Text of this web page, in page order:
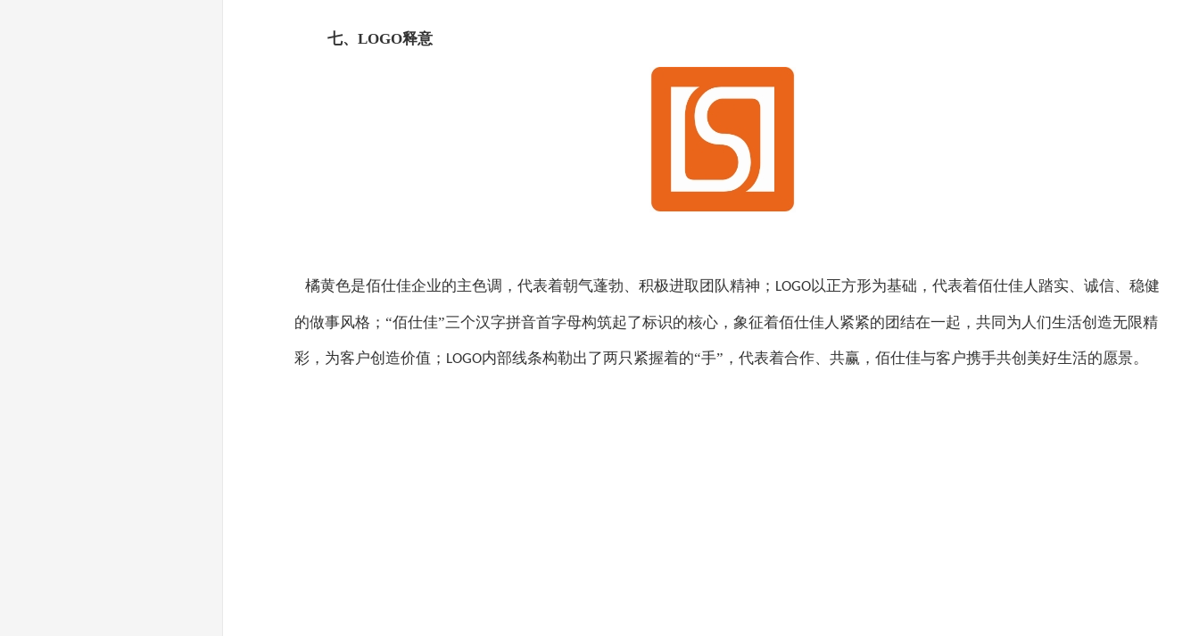
七、LOGO释意
橘黄色是佰仕佳企业的主色调，代表着朝气蓬勃、积极进取团队精神； LOGO以正方形为基础，代表着佰仕佳人踏实、诚信、稳健
的做事风格； “佰仕佳”三个汉字拼音首字母构筑起了标识的核心，象征着佰仕佳人紧紧的团结在一起，共同为人们生活创造无限精
彩，为客户创造价值； LOGO内部线条构勒出了两只紧握着的“手”，代表着合作、共赢，佰仕佳与客户携手共创美好生活的愿景。